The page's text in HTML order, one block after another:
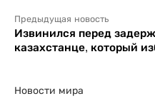
Предыдущая новость
Извинился перед
казахстанце, который
Новости мира